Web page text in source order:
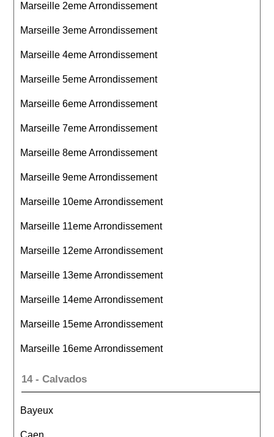
Marseille 2eme Arrondissement
Marseille 3eme Arrondissement
Marseille 4eme Arrondissement
Marseille 5eme Arrondissement
Marseille 6eme Arrondissement
Marseille 7eme Arrondissement
Marseille 8eme Arrondissement
Marseille 9eme Arrondissement
Marseille 10eme Arrondissement
Marseille 11eme Arrondissement
Marseille 12eme Arrondissement
Marseille 13eme Arrondissement
Marseille 14eme Arrondissement
Marseille 15eme Arrondissement
Marseille 16eme Arrondissement
14 - Calvados
Bayeux
Caen